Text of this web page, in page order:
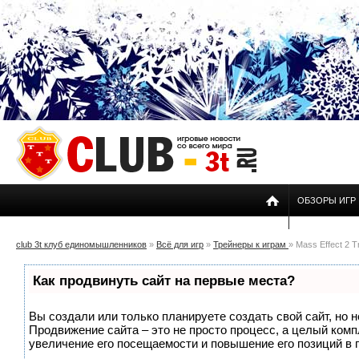
ОБЗОРЫ ИГР
club 3t клуб единомышленников » Всё для игр » Трейнеры к играм » Mass Effect 2
Как продвинуть сайт на первые места?
Вы создали или только планируете создать свой сайт, но
Продвижение сайта – это не просто процесс, а целый
увеличение его посещаемости и повышение его позиций в